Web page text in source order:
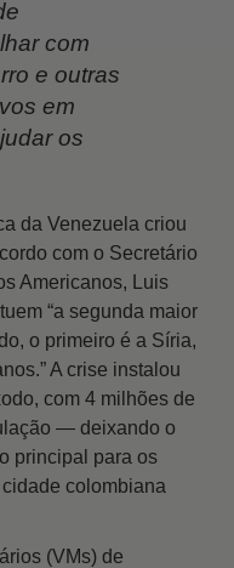
com
e outras
em
os
da Venezuela criou
com o Secretário
Americanos, Luis
“a segunda maior
o primeiro é a Síria,
A crise instalou
com 4 milhões de
— deixando o
principal para os
colombiana
(VMs) de